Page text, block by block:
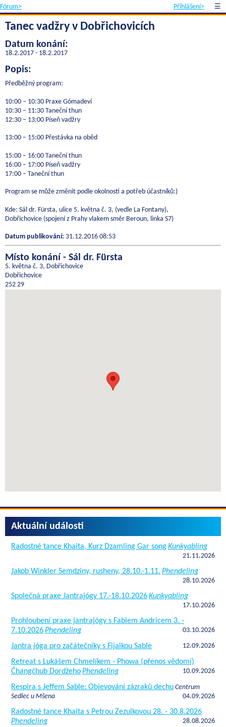
Fórum> Přihlášení> ☰
Tanec vadžry v Dobřichovicích
Datum konání:
18.2.2017 - 18.2.2017
Popis:
Předběžný program:
10:00 – 10:30 Praxe Gómadeví
10:30 – 11:30 Taneční thun
12:30 – 13:00 Píseň vadžry
13:00 – 15:00 Přestávka na oběd
15:00 – 16:00 Taneční thun
16:00 – 17:00 Píseň vadžry
17:00 – Taneční thun
Program se může změnit podle okolností a potřeb účastníků:)
Kde: Sál dr. Fürsta, ulice 5. května č. 3, (vedle La Fontany),
Dobřichovice (spojení z Prahy vlakem směr Beroun, linka S7)
Datum publikování: 31.12.2016 08:53
Místo konání - Sál dr. Fürsta
5. května č. 3, Dobřichovice
Dobřichovice
252 29
Aktuální události
Radostné tance Khaita, Kurz Dzamling Gar songKunkyabling
21.11.2026
Jakob Winkler Semdziny, rusheny, 28.10.-1.11. Phendeling
28.10.2026
Společná praxe Jantrajógy 17.-18.10.2026Kunkyabling
17.10.2026
Prohloubení praxe jantrajógy s Fabiem Andricem 3. -
7.10.2026Phendeling 03.10.2026
Jantra jóga pro začátečníky s Fijalkou Sable 12.09.2026
Retreat s Lukášem Chmelíkem - Phowa (přenos vědomí)
Čhangčhub DordžehoPhendeling 10.09.2026
Respira s Jeffem Sable: Objevování zázraků dechu Centrum
Sedlec u Mšena
04.09.2026
Radostné tance Khaita s Petrou Zezulkovou 28. - 30.8.2026
Phendeling
28.08.2026